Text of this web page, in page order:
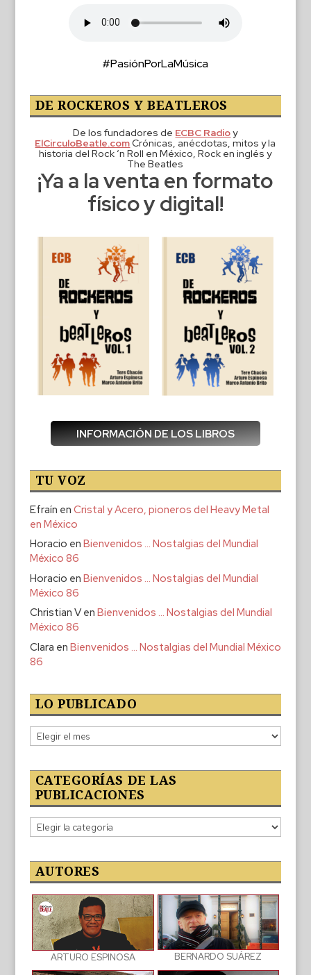
#PasiónPorLaMúsica
DE ROCKEROS Y BEATLEROS
De los fundadores de ECBC Radioy
ElCirculoBeatle.comCrónicas, anécdotas, mitos y la
historia del Rock ‘n Roll en México, Rock en inglés y
The Beatles
¡Ya a la venta en formato
físico y digital!
INFORMACIÓN DE LOS LIBROS
TU VOZ
Efraín en Cristal y Acero, pioneros del Heavy Metal
en México
Horacio en Bienvenidos … Nostalgias del Mundial
México 86
Horacio en Bienvenidos … Nostalgias del Mundial
México 86
Christian Ven Bienvenidos … Nostalgias del Mundial
México 86
Clara en Bienvenidos … Nostalgias del Mundial México
86
LO PUBLICADO
Lo
publicado
CATEGORÍAS DE LAS
PUBLICACIONES
Categorías
de
publicaciones
AUTORES
ARTURO ESPINOSA BERNARDO SUÁREZ